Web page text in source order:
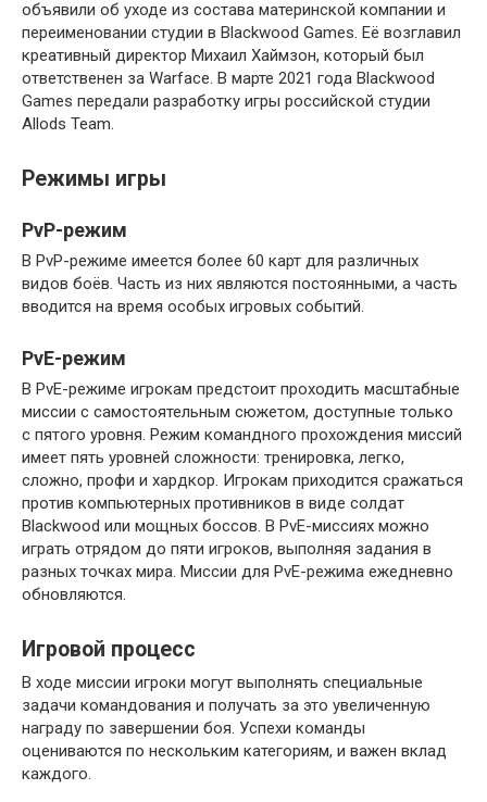
объявили об уходе из состава материнской компании и
переименовании студии в Blackwood Games. Её возглавил
креативный директор Михаил Хаймзон, который был
ответственен за Warface. В марте 2021 года Blackwood
Games передали разработку игры российской студии
Allods Team.
Режимы игры
PvP-режим
В PvP-режиме имеется более 60 карт для различных
видов боёв. Часть из них являются постоянными, а часть
вводится на время особых игровых событий.
PvE-режим
В PvE-режиме игрокам предстоит проходить масштабные
миссии с самостоятельным сюжетом, доступные только
с пятого уровня. Режим командного прохождения миссий
имеет пять уровней сложности: тренировка, легко,
сложно, профи и хардкор. Игрокам приходится сражаться
против компьютерных противников в виде солдат
Blackwood или мощных боссов. В PvE-миссиях можно
играть отрядом до пяти игроков, выполняя задания в
разных точках мира. Миссии для PvE-режима ежедневно
обновляются.
Игровой процесс
В ходе миссии игроки могут выполнять специальные
задачи командования и получать за это увеличенную
награду по завершении боя. Успехи команды
оцениваются по нескольким категориям, и важен вклад
каждого.